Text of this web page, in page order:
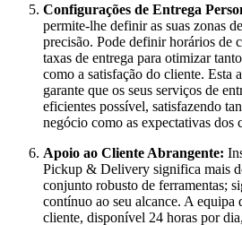
Configurações de Entrega
permite-lhe definir as suas zonas
precisão. Pode definir horários de
taxas de entrega para otimizar
como a satisfação do cliente. Esta
garante que os seus serviços de
eficientes possível, satisfazendo
negócio como as expectativas dos
Apoio ao Cliente Abrangente:
Pickup & Delivery significa mais
conjunto robusto de ferramentas;
contínuo ao seu alcance. A equipa
cliente, disponível 24 horas por